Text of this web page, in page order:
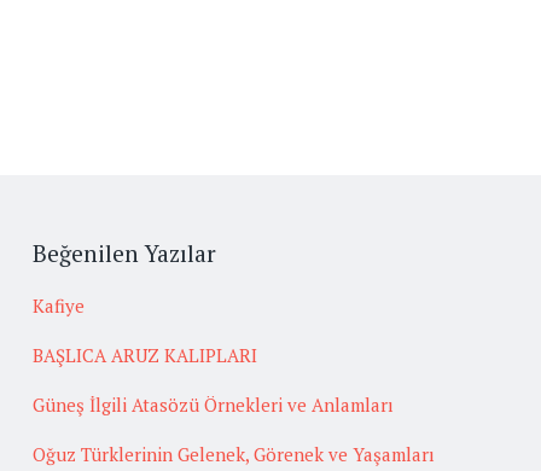
Beğenilen Yazılar
Kafiye
BAŞLICA ARUZ KALIPLARI
Güneş İlgili Atasözü Örnekleri ve Anlamları
Oğuz Türklerinin Gelenek, Görenek ve Yaşamları